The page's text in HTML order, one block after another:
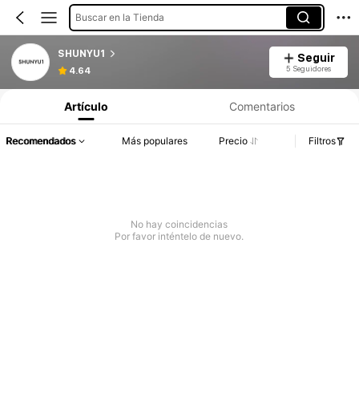
Buscar en la Tienda
SHUNYU1
4.64
Seguir
5 Seguidores
Artículo Comentarios
Recomendados Más populares Precio Filtros
No hay coincidencias
Por favor inténtelo de nuevo.